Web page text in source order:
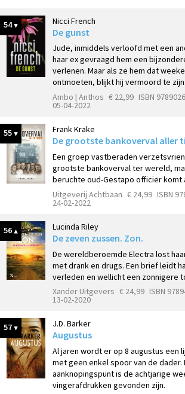
54 Nicci French
De gunst
Jude, inmiddels verloofd met een
haar ex gevraagd hem een
verlenen. Maar als ze hem dat
ontmoeten, blijkt hij vermoord te zijn.
Ambo | Anthos € 22,99 ISBN
05-04-2022
55 Frank Krake
De grootste bankoverval aller
Een groep vastberaden
grootste bankoverval ter wereld,
beruchte oud-Gestapo officier komt
Uitgeverij Achtbaan € 24,99 ISBN
24-02-2022
56 Lucinda Riley
De zeven zussen. Zon.
De wereldberoemde Electra lost
met drank en drugs. Een brief leidt
verleden en wellicht een zonnigere
Xander Uitgevers € 24,99 ISBN
13-02-2020
57 J.D. Barker
Augustus
Al jaren wordt er op 8 augustus een
met geen enkel spoor van de dader.
aanknopingspunt is de achtjarige
vingerafdrukken gevonden zijn.